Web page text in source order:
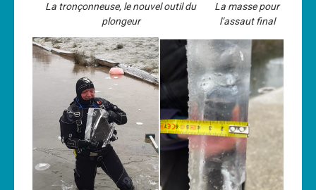
La tronçonneuse, le nouvel outil du
plongeur
La masse pour
l’assaut final